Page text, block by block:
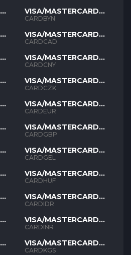
VISA/MASTERCARD
BYN
CARDBYN
VISA/MASTERCARD
CAD
CARDCAD
VISA/MASTERCARD
CNY
CARDCNY
VISA/MASTERCARD
CZK
CARDCZK
VISA/MASTERCARD
EUR
CARDEUR
VISA/MASTERCARD
GBP
CARDGBP
VISA/MASTERCARD
GEL
CARDGEL
VISA/MASTERCARD
HUF
CARDHUF
VISA/MASTERCARD
IDR
CARDIDR
VISA/MASTERCARD
INR
CARDINR
VISA/MASTERCARD
KGS
CARDKGS